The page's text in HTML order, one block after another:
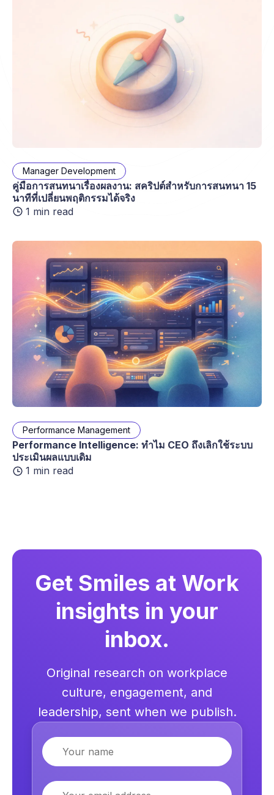
Manager Development
คู่มือการสนทนาเรื่องผลงาน: สคริปต์สำหรับการสนทนา 15
นาทีที่เปลี่ยนพฤติกรรมได้จริง
1 min read
Performance Management
Performance Intelligence: ทำไม CEO ถึงเลิกใช้ระบบ
ประเมินผลแบบเดิม
1 min read
Get Smiles at Work
insights in your
inbox.
Original research on workplace
culture, engagement, and
leadership, sent when we publish.
Name
Email